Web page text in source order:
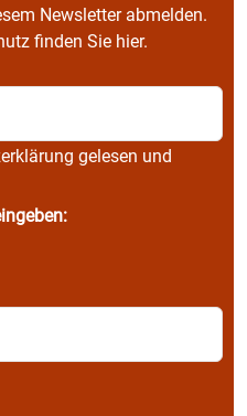
Newsletter abmelden.
finden Sie hier.
gelesen und